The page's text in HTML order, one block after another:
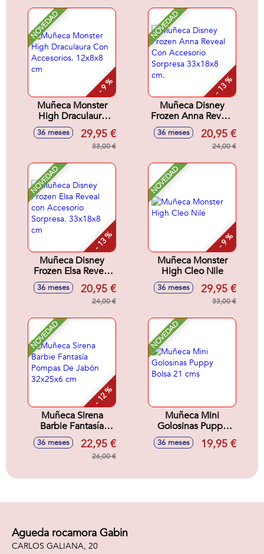
NOVEDAD
- 9 %
Muñeca Monster
High Draculaura
Con Accesorios.
12x8x8 cm
36 meses 29,95 €
33,00 €
NOVEDAD
- 13 %
Muñeca Disney
Frozen Anna Reveal
Con Accesorio
Sorpresa 33x18x8
36 meses 20,95 €
24,00 €
NOVEDAD
- 13 %
Muñeca Disney
Frozen Elsa Reveal
con Accesorio
Sorpresa. 33x18x8
36 meses 20,95 €
24,00 €
NOVEDAD
- 9 %
Muñeca Monster
High Cleo Nile
36 meses 29,95 €
33,00 €
NOVEDAD
- 12 %
Muñeca Sirena
Barbie Fantasía
Pompas De Jabón
32x25x6 cm
36 meses 22,95 €
26,00 €
NOVEDAD
Muñeca Mini
Golosinas Puppy
Bolsa 21 cms
36 meses 19,95 €
Agueda rocamora Gabin
CARLOS GALIANA, 20